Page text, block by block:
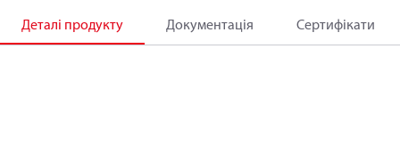
Деталі продукту Документація Сертифікати